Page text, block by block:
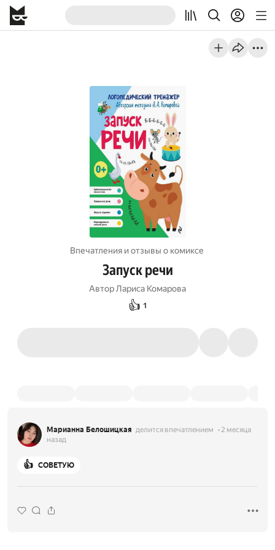
Впечатления и отзывы о комиксе
Запуск речи
АвторЛариса Комарова
👍 1
Марианна Белошицкая делится впечатлением
2 месяца
назад
👍 СОВЕТУЮ